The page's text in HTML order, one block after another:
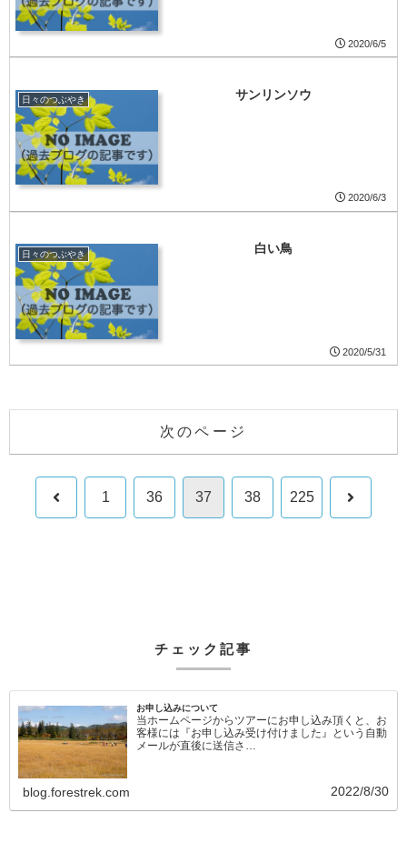
2020/6/5
日々のつぶやき サンリンソウ
2020/6/3
日々のつぶやき 白い鳥
2020/5/31
次のページ
前 1 36 37 38 225 次
チェック記事
お申し込みについて
当ホームページからツアーにお申し込み頂くと、お
客様には『お申し込み受け付けました』という自動
メールが直後に送信さ…
blog.forestrek.com 2022/8/30